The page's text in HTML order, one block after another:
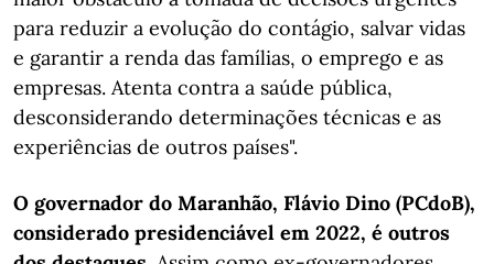
para reduzir a evolução do contágio, salvar vidas
e garantir a renda das famílias, o emprego e as
empresas. Atenta contra a saúde pública,
desconsiderando determinações técnicas e as
experiências de outros países".
O governador do Maranhão, Flávio Dino (PCdoB),
considerado presidenciável em 2022, é outros